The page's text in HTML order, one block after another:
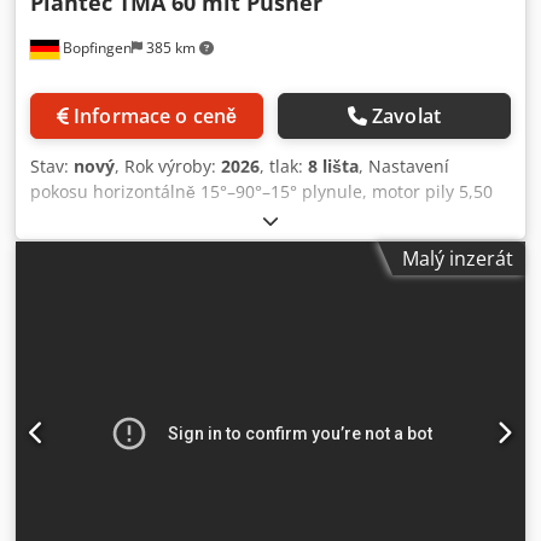
pily. Vybavení: • Stroj pro řezy v úhlu 90°, s výkonným
řezu jednoduše přes velký, přehledný ovládací panel •
Uložení až 20 řezacích programů • Posuv poháněný
je posuv automaticky opakován až do požadované délky) •
Hlavní upínací svěrák se 4 pneumatickými válci, 2
horizontální a 2 vertikální • Podávací svěrák s jedním
horizontálním a jedním vertikálním pneumatickým válcem
• Velký ochranný kryt zakrývající celý pracovní prostor,
otáček vřetene, hloubky vrtání apod. přes řízení stroje,
vrtací cyklus probíhá automaticky Technické údaje: Příkon
Bopfingen 385 km
Informace o ceně Zavolat
Stav: nový, Rok výroby: 2026, tlak: 8 lišta, Nastavení
pokosu horizontálně 15°–90°–15° plynule, motor pily 5,50
kW (400 V), pilový kotouč 600 mm, rozsah pohybu zadního
dorazu 180 mm, pracovní výška nastavitelná v rozsahu 940
až 1000 mm pomocí stavitelných nožek, 2 x odsávací hrdlo
otevřeném krytu pomocí nízkotlakého přítlaku.
Hydropneumatický posuv kotouče, tok třísek směrem k
Malý inzerát